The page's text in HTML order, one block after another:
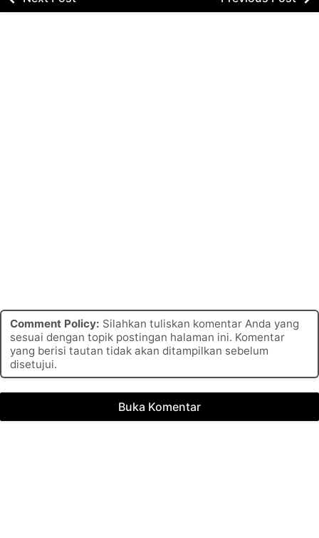
Comment Policy: Silahkan tuliskan komentar Anda yang
sesuai dengan topik postingan halaman ini. Komentar
yang berisi tautan tidak akan ditampilkan sebelum
disetujui.
Buka Komentar